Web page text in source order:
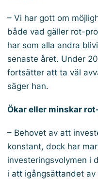
– Vi har gott om
både vad gäller rot-
har som alla andra
senaste året. Under
fortsätter att ta väl
säger han.
Ökar eller minskar
– Behovet av att
konstant, dock har
investeringsvolymen i
i att igångsättandet